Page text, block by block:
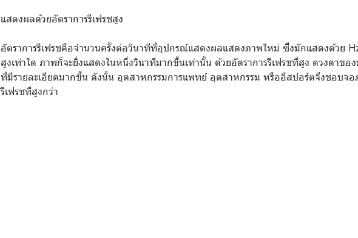
แสดงผลด้วยอัตราการรีเฟรชสูง
อัตราการรีเฟรชคือจำนวนครั้งต่อวินาทีที่อุปกรณ์แสดงผลแสดงภาพใหม่ ซึ่งมักแสดงด้วย
สูงเท่าใด ภาพก็จะยิ่งแสดงในหนึ่งวินาทีมากขึ้นเท่านั้น ด้วยอัตราการรีเฟรชที่สูง ดวงตาขอ
ที่มีรายละเอียดมากขึ้น ดังนั้น อุตสาหกรรมการแพทย์ อุตสาหกรรม หรืออีสปอร์ตจึงชอบจอ
รีเฟรชที่สูงกว่า